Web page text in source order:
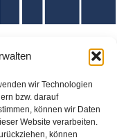
wir Technologien
bzw. darauf
können wir Daten
Website verarbeiten.
können